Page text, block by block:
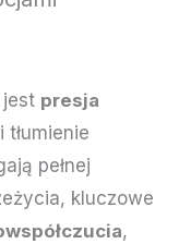
jest presja
pełnej
kluczowe
,